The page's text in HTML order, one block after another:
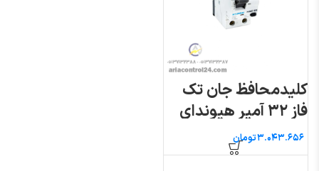
کلیدمحافظ جان تک
فاز ۳۲ آمپر هیوندای
تومان